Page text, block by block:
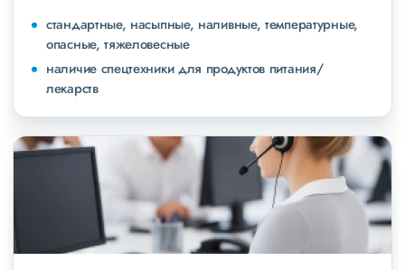
стандартные, насыпные, наливные, температурные,
опасные, тяжеловесные
наличие спецтехники для продуктов питания/
лекарств